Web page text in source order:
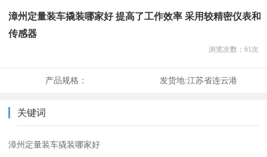
漳州定量装车撬装哪家好 提高了工作效率 采用较精密仪表和
传感器
浏览次数： 61次
产品规格： 发货地:江苏省连云港
关键词
漳州定量装车撬装哪家好